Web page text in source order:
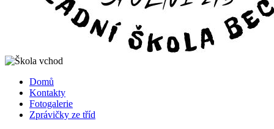
Domů
Kontakty
Fotogalerie
Zprávičky ze tříd